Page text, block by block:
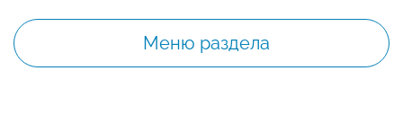
Меню раздела